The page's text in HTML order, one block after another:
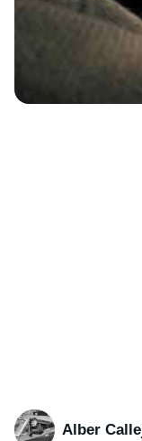
Alber